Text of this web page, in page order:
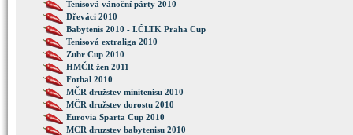
Tenisová vánoční párty 2010
Dřeváci 2010
Babytenis 2010 - I.ČLTK Praha Cup
Tenisová extraliga 2010
Zubr Cup 2010
HMČR žen 2011
Fotbal 2010
MČR družstev minitenisu 2010
MČR družstev dorostu 2010
Eurovia Sparta Cup 2010
MCR druzstev babytenisu 2010